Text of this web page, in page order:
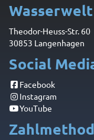
Theodor-Heuss-Str. 60
30853 Langenhagen
Social
Facebook
Instagram
YouTube